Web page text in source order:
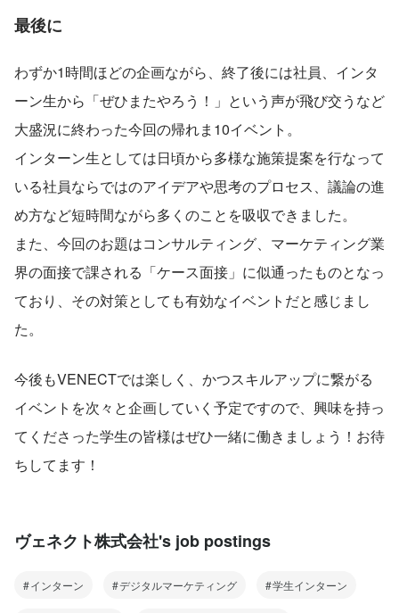
最後に
わずか1時間ほどの企画ながら、終了後には社員、インタ
ーン生から「ぜひまたやろう！」という声が飛び交うなど
大盛況に終わった今回の帰れま10イベント。
インターン生としては日頃から多様な施策提案を行なって
いる社員ならではのアイデアや思考のプロセス、議論の進
め方など短時間ながら多くのことを吸収できました。
また、今回のお題はコンサルティング、マーケティング業
界の面接で課される「ケース面接」に似通ったものとなっ
ており、その対策としても有効なイベントだと感じまし
た。
今後もVENECTでは楽しく、かつスキルアップに繋がる
イベントを次々と企画していく予定ですので、興味を持っ
てくださった学生の皆様はぜひ一緒に働きましょう！お待
ちしてます！
ヴェネクト株式会社's job postings
インターン デジタルマーケティング 学生インターン